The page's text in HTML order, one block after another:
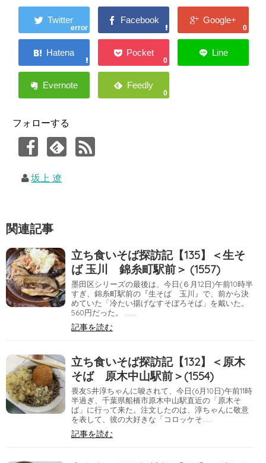
error 0
0
0
フォローする
坂上 遼
関連記事
立ち食いそば探訪記【135】＜生そ
ば 玉川 錦糸町駅前＞ (1557)
墨田区シリーズの最後は、今日(６月12日)午前10時半
すぎ、錦糸町駅前の『生そば 玉川』で、前から決
めていた「冷たい揚げなすそぼろそば」を戴いた。
560円だった。 ……
記事を読む
立ち食いそば探訪記【132】＜原木
そば 原木中山駅前＞(1554)
畏友S井淳ちゃんに唆されて、今日(6月10日)午前11時
半過ぎ、千葉県船橋市原木中山駅直近の「原木そ
ば」に行って来た。注文したのは、淳ちゃんに敬意
を表して、彼の大好きな「コロッケそ……
記事を読む